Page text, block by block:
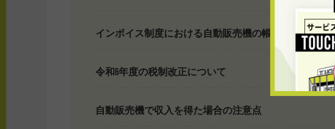
インボイス制度における自動販売機の帳簿管理
令和6年度の税制改正について
自動販売機で収入を得た場合の注意点